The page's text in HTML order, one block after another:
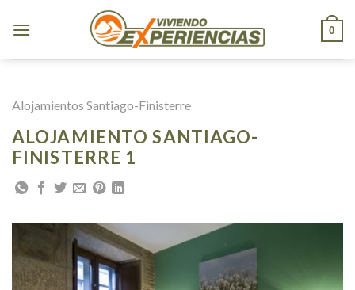
0
Alojamientos Santiago-Finisterre
ALOJAMIENTO SANTIAGO-
FINISTERRE 1